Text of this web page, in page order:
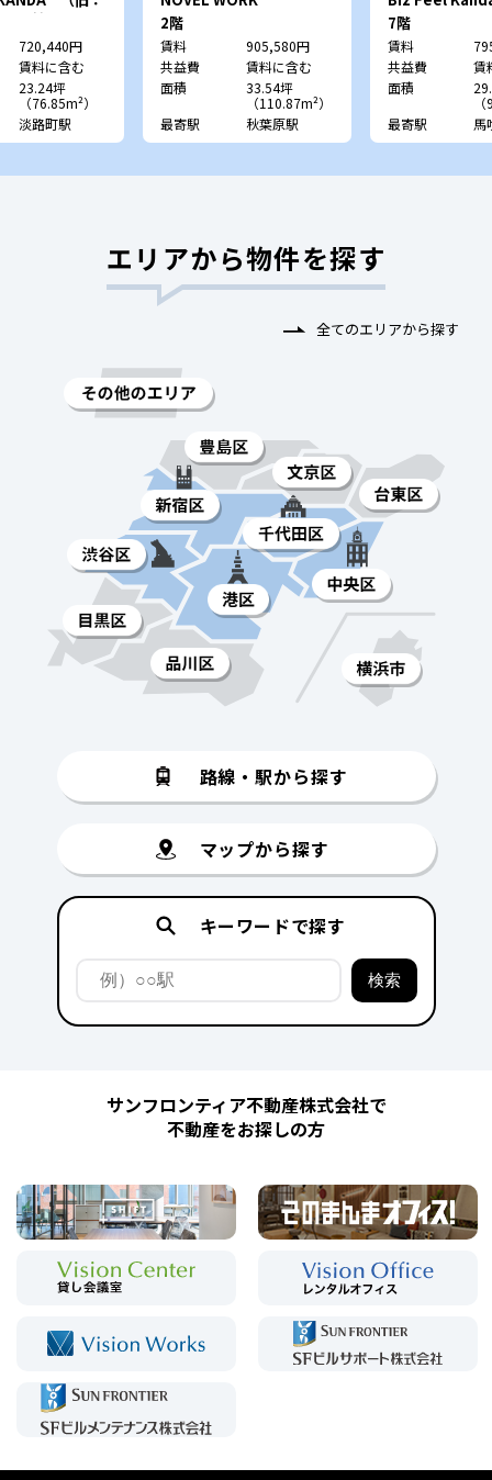
神田須田
720,440円
賃料に含む
23.24坪
（76.85m²）
淡路町駅
AKIHABARA
2階
賃料
905,580円
共益費
賃料に含む
面積
33.54坪
（110.87m²）
最寄駅
秋葉原駅
（旧：フォー
ス東神田ビル）
7階
賃料
共益費
賃
面積
最寄駅
馬
エリアから物件を探す
全てのエリアから探す
路線・駅から探す
マップから探す
キーワードで探す
サンフロンティア不動産株式会社で
不動産をお探しの方